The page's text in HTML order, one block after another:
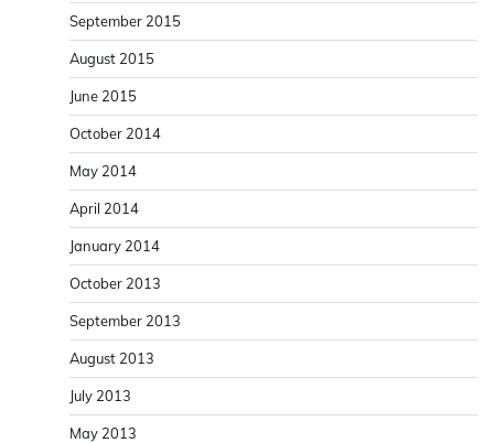
September 2015
August 2015
June 2015
October 2014
May 2014
April 2014
January 2014
October 2013
September 2013
August 2013
July 2013
May 2013